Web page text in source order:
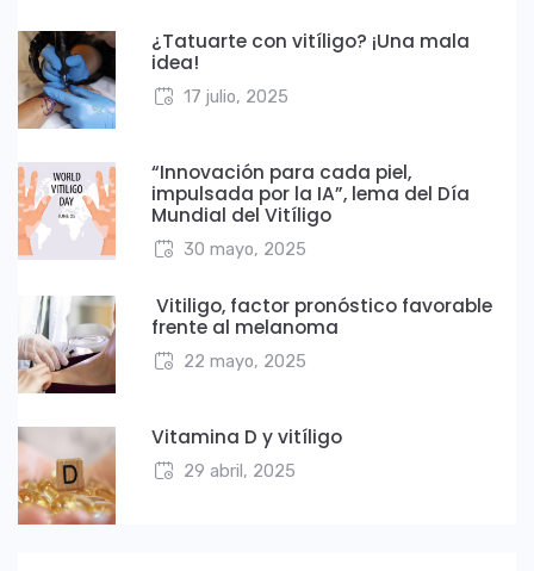
¿Tatuarte con vitíligo? ¡Una mala
idea!
17 julio, 2025
“Innovación para cada piel,
impulsada por la IA”, lema del Día
Mundial del Vitíligo
30 mayo, 2025
Vitiligo, factor pronóstico favorable
frente al melanoma
22 mayo, 2025
Vitamina D y vitíligo
29 abril, 2025